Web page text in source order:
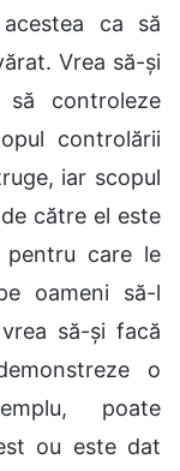
ca să
Vrea să-și
să controleze
controlării
iar scopul
către el este
pentru care le
oameni să-l
să-și facă
o
poate
ou este dat